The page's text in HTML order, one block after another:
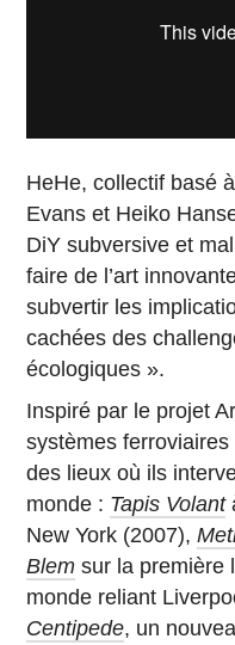
HeHe, collectif basé
Evans et Heiko
DiY subversive et
faire de l’art
subvertir les
cachées des
écologiques ».
Inspiré par le projet
systèmes
des lieux où ils
monde : Tapis Volant
New York (2007),
Blem sur la première
monde reliant
Centipede, un